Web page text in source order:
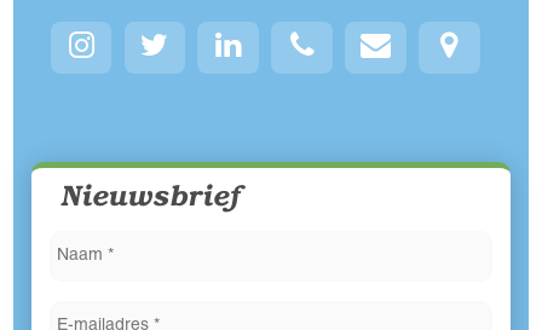
Nieuwsbrief